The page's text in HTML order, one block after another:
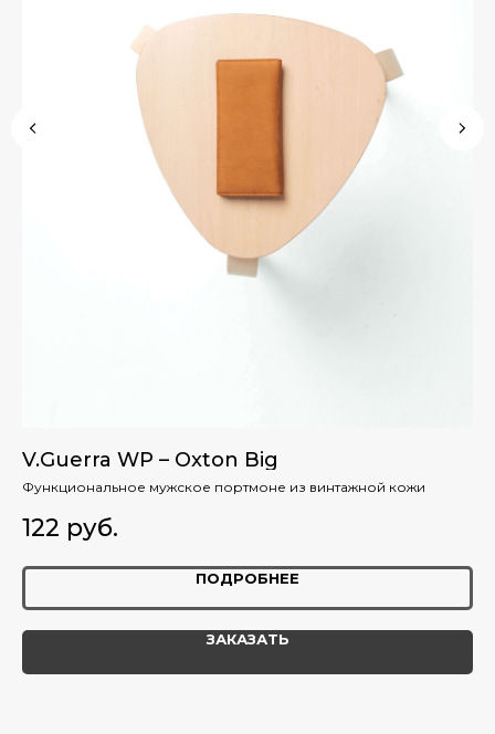
V.Guerra WP – Oxton Big
Функциональное мужское портмоне из винтажной кожи
122 руб.
ПОДРОБНЕЕ
ЗАКАЗАТЬ